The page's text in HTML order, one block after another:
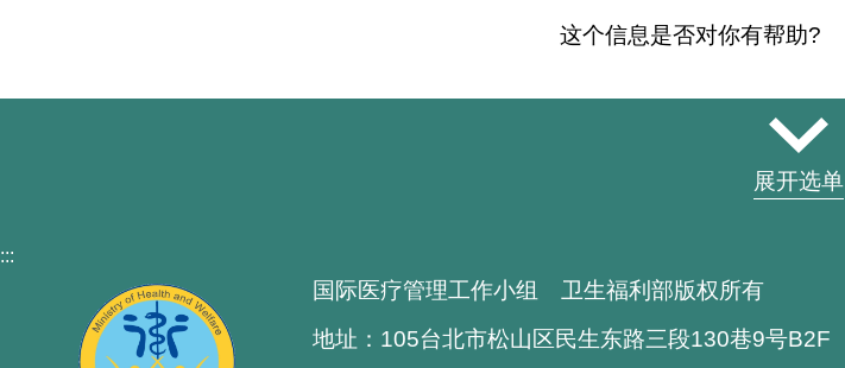
这个信息是否对你有帮助?
展开选单
:::
国际医疗管理工作小组 卫生福利部版权所有
地址：105台北市松山区民生东路三段130巷9号B2F